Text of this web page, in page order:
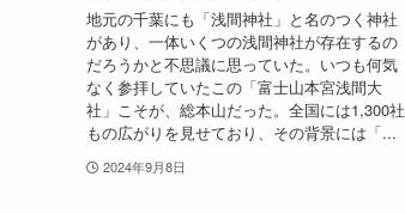
地元の千葉にも「浅間神社」と名のつく神社
があり、一体いくつの浅間神社が存在するの
だろうかと不思議に思っていた。いつも何気
なく参拝していたこの「富士山本宮浅間大
社」こそが、総本山だった。全国には1,300社
もの広がりを見せており、その背景には「...
2024年9月8日